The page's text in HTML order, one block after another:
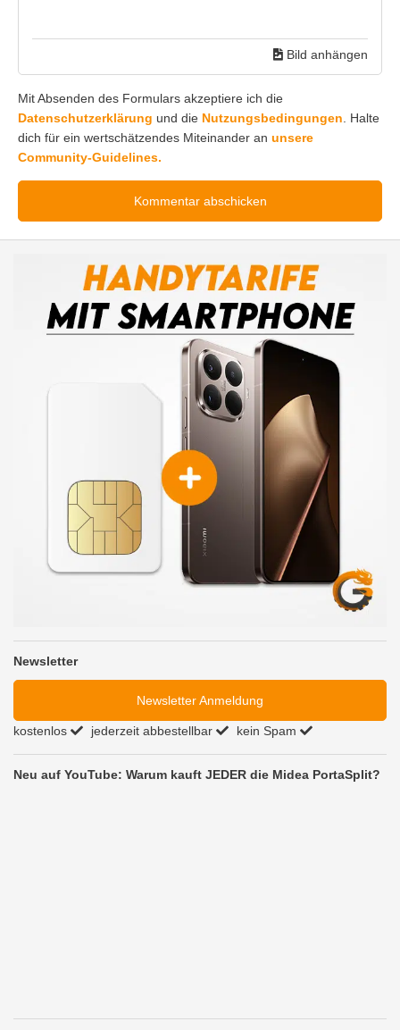
Bild anhängen
Mit Absenden des Formulars akzeptiere ich die
Datenschutzerklärung und die Nutzungsbedingungen . Halte
dich für ein wertschätzendes Miteinander an unsere
Community-Guidelines.
Newsletter
Newsletter Anmeldung
kostenlos jederzeit abbestellbar kein Spam
Neu auf YouTube: Warum kauft JEDER die Midea PortaSplit?